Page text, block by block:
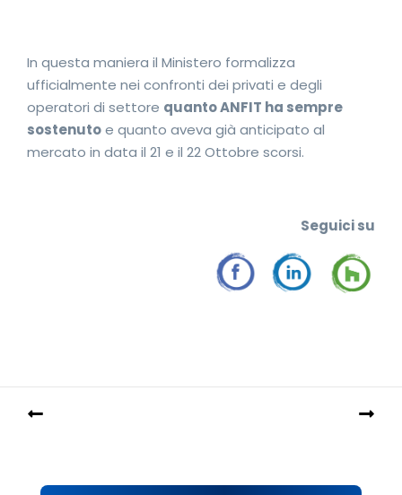
In questa maniera il Ministero formalizza
ufficialmente nei confronti dei privati e degli
operatori di settore quanto ANFIT ha sempre
sostenutoe quanto aveva già anticipato al
mercato in data il 21 e il 22 Ottobre scorsi.
Seguici su